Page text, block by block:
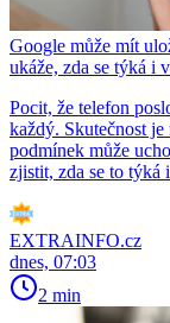
Google může mít
ukáže, zda se týká i
Pocit, že telefon
každý. Skutečnost
podmínek může
zjistit, zda se to týká
EXTRAINFO.cz
dnes, 07:03
2 min